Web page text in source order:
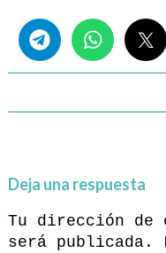
Deja una respuesta
Tu dirección de
será publicada.